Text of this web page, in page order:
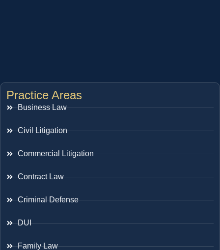
Practice Areas
Business Law
Civil Litigation
Commercial Litigation
Contract Law
Criminal Defense
DUI
Family Law